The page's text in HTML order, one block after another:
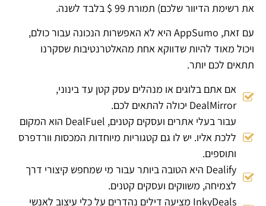
את רשימת הדיוור שלכם) תמורת 99 $ בלבד לשנה.
עם זאת, AppSumo היא לא האפשרות הנכונה עבור כולם,
ויכול מאוד להיות שדווקא אחת מהאלטרנטיבות שסקרנו
תתאים לכם יותר.
אם אתם בלוגים או מנהלים עסק קטן עד בינוני,
DealMirror יכולה להתאים לכם.
עבור בעלי אתרים ועסקים קטנים, DealFuel הוא המקום
ללכת אליו. יש לו גם קטגוריות מיוחדות המכסות וורדפרס
ותוספים.
Dealify היא הטובה ביותר עבור מי שמחפש קיצורי דרך
לצמיחה, משווקים ועסקים קטנים.
InkyDeals מציעה דילים נהדרים על כלי עיצוב לאנשי